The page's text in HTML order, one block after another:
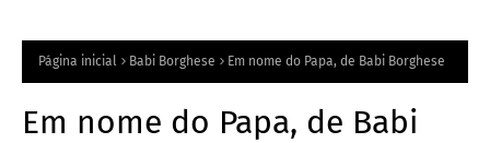
Página inicial Babi Borghese Em nome do Papa, de Babi Borghese
Em nome do Papa, de Babi